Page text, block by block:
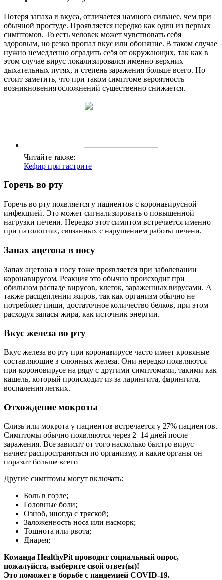
Потеря запаха и вкуса, отличается намного сильнее, чем при
обычной простуде. Проявляется нередко как один из первых
симптомов. То есть человек может чувствовать себя
здоровым, но резко пропал вкус или обоняние. В таком случае
нужно немедленно оградить себя от окружающих, так как в
этом случае вирус локализировался именно верхних
дыхательных путях, и степень заражения больше всего. Но
стоит заметить, что при таком симптоме вероятность
возникновения осложнений существенно снижается.
Читайте также:
Кефир при гастрите
Горечь во рту
Горечь во рту появляется у пациентов с коронавирусной
инфекцией. Это может сигнализировать о повышенной
нагрузки печени. Нередко этот симптом встречается именно
при патологиях, связанных с нарушением работы печени.
Запах ацетона в носу
Запах ацетона в носу тоже проявляется при заболевании
коронавирусом. Реакция это обычно происходит при
обильном распаде вирусов, клеток, зараженных вирусами. А
также расщеплении жиров, так как организм обычно не
потребляет пищи, достаточное количество белков, при этом
расходуя запасы жира, как источник энергии.
Вкус железа во рту
Вкус железа во рту при коронавирусе часто имеет кровяные
составляющие в слюнных железа. Они нередко появляются
при короновирусе на ряду с другими симптомами, такими как
кашель, который происходит из-за ларингита, фарингита,
воспаления легких.
Отхождение мокроты
Слизь или мокрота у пациентов встречается у 27% пациентов.
Симптомы обычно появляются через 2–14 дней после
заражения. Все зависит от того насколько быстро вирус
начнет распространяться по организму, и какие органы он
поразит больше всего.
Другие симптомы могут включать:
Боль в горле;
Головные боли;
Озноб, иногда с тряской;
Заложенность носа или насморк;
Тошнота или рвота;
Диарея;
Команда HealthyPit проводит социальный опрос,
пожалуйста, выберите свой ответ(ы)!
Это поможет в борьбе с пандемией COVID-19.